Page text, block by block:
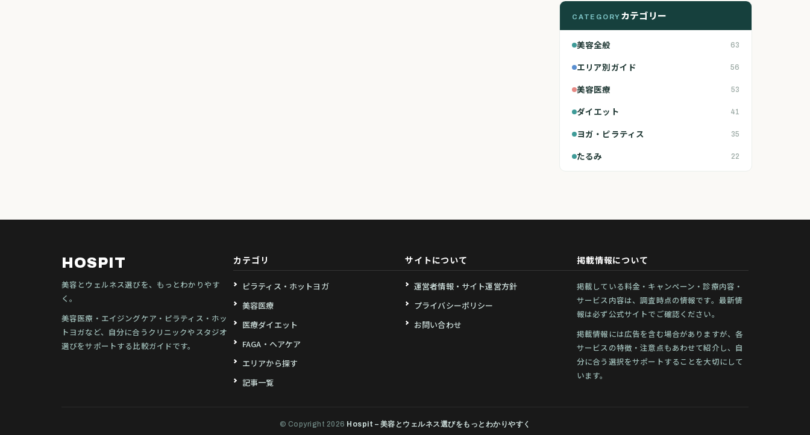
CATEGORY カテゴリー
美容全般 63
エリア別ガイド 56
美容医療 53
ダイエット 41
ヨガ・ピラティス 35
たるみ 22
HOSPIT
美容とウェルネス選びを、もっとわかりやす
く。
美容医療・エイジングケア・ピラティス・ホッ
トヨガなど、自分に合うクリニックやスタジオ
選びをサポートする比較ガイドです。
カテゴリ
ピラティス・ホットヨガ
美容医療
医療ダイエット
FAGA・ヘアケア
エリアから探す
記事一覧
サイトについて
運営者情報・サイト運営方針
プライバシーポリシー
お問い合わせ
掲載情報について
掲載している料金・キャンペーン・診療内容・
サービス内容は、調査時点の情報です。最新情
報は必ず公式サイトでご確認ください。
掲載情報には広告を含む場合がありますが、各
サービスの特徴・注意点もあわせて紹介し、自
分に合う選択をサポートすることを大切にして
います。
© Copyright 2026 Hospit – 美容とウェルネス選びをもっとわかりやすく